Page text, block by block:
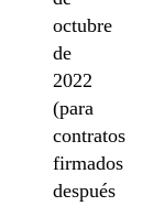
octubre
de
2022
(para
contratos
firmados
después